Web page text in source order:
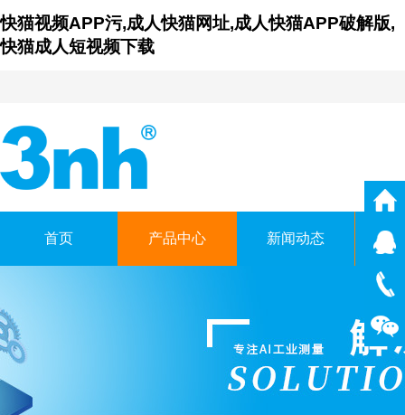
快猫视频APP污,成人快猫网址,成人快猫APP破解版,
快猫成人短视频下载
广东成人快猫网址时
GUANGDONG THREENH
首页 产品中心 新闻动态